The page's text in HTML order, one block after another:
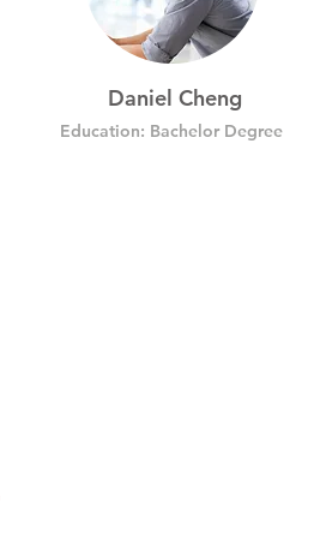
Daniel Cheng
Education: Bachelor Degree